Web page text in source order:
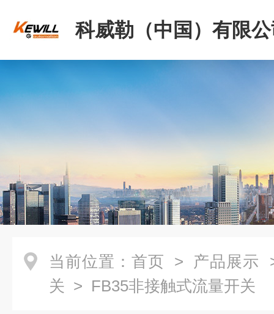
科威勒（中国）有限
当前位置： 首页 > 产品展示
关 > FB35非接触式流量开关